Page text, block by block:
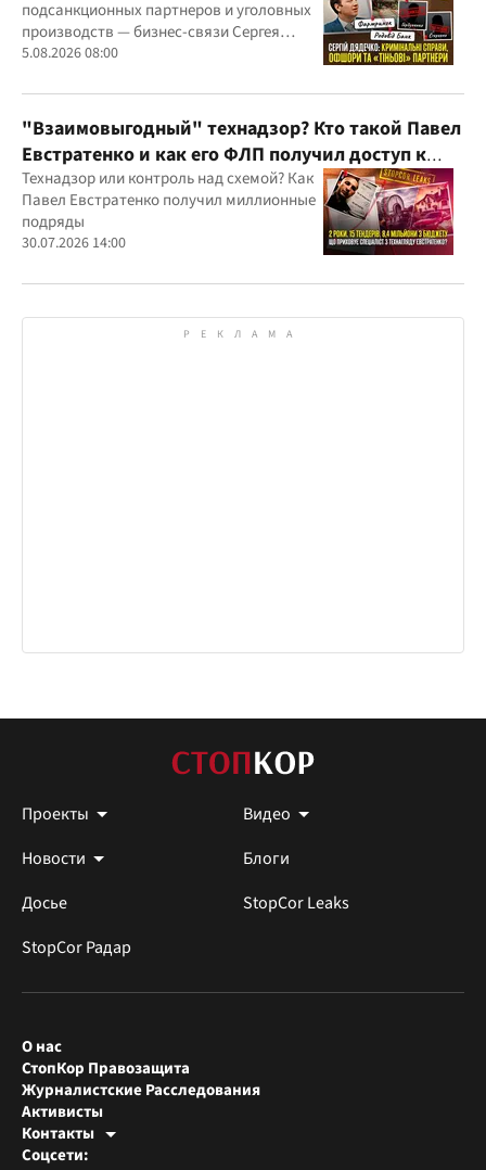
подсанкционных партнеров и уголовных
производств — бизнес-связи Сергея
Дядечко до сих пор простираются через
юрисдикций
5.08.2026 08:00
"Взаимовыгодный" технадзор? Кто такой Павел
Евстратенко и как его ФЛП получил доступ к
бюджетным миллионам?
Технадзор или контроль над схемой? Как
Павел Евстратенко получил миллионные
подряды
30.07.2026 14:00
Проекты
Видео
Новости
Блоги
Досье
StopCor Leaks
StopCor Радар
О нас
СтопКор Правозащита
Журналистские Расследования
Активисты
Контакты
Редакция СтопКора
Соцсети: